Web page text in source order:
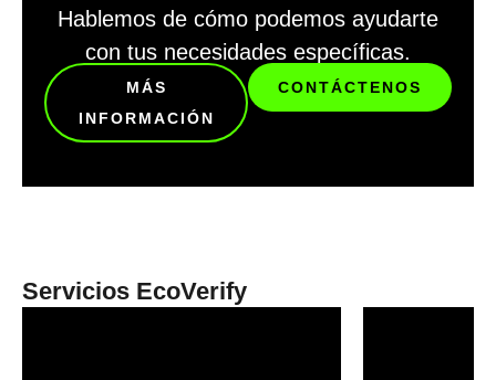
Hablemos de cómo podemos ayudarte
con tus necesidades específicas.
MÁS
INFORMACIÓN
CONTÁCTENOS
Servicios EcoVerify